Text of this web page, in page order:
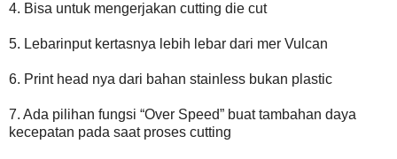
4. Bisa untuk mengerjakan cutting die cut
5. Lebarinput kertasnya lebih lebar dari mer Vulcan
6. Print head nya dari bahan stainless bukan plastic
7. Ada pilihan fungsi “Over Speed” buat tambahan daya
kecepatan pada saat proses cutting